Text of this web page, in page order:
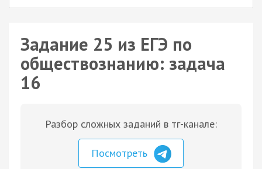
Задание 25 из ЕГЭ по
обществознанию: задача
16
Разбор сложных заданий в тг-канале:
Посмотреть